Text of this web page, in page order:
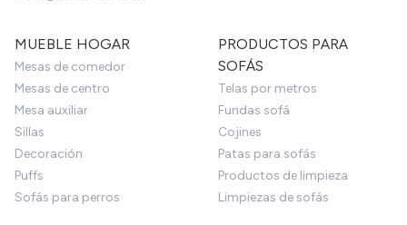
MUEBLE HOGAR
Mesas de comedor
Mesas de centro
Mesa auxiliar
Sillas
Decoración
Puffs
Sofás para perros
PRODUCTOS PARA
SOFÁS
Telas por metros
Fundas sofá
Cojines
Patas para sofás
Productos de limpieza
Limpiezas de sofás